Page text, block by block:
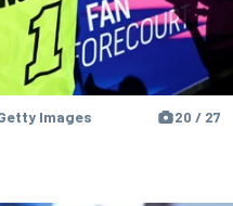
Images 20 / 27